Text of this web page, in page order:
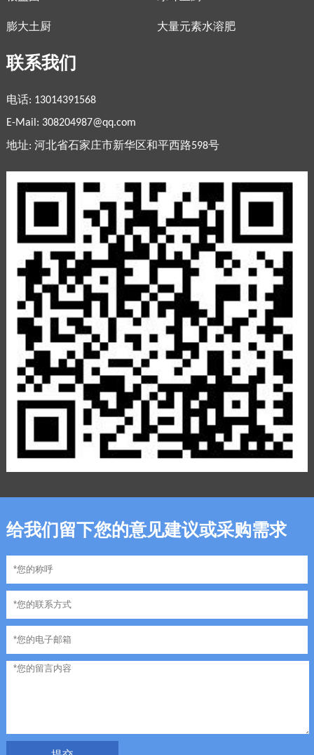
膨大土厨 大量元素水溶肥
联系我们
电话: 13014391568
E-Mail: 308204987@qq.com
地址: 河北省石家庄市新华区和平西路598号
给我们留下您的意见建议或采购需求